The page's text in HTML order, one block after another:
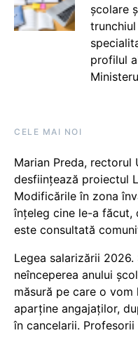
școlare
profilul
CELE MAI NOI
Marian Preda, rectorul
desființează proiectul
Modificările în zona
înțeleg cine le-a făcut,
este consultată
Legea salarizării 2026.
neînceperea anului
măsură pe care o
aparține angajaților,
în cancelarii.